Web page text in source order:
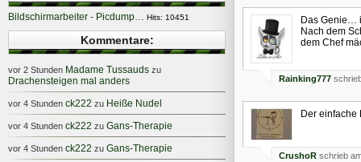
Das Genie…
Nach dem
dem Chef
Rainking777
Der einfache
CrushoR schrieb
Bildschirmarbeiter - Picdump… Hits: 10451
Kommentare:
vor 2 Stunden Madame Tussauds zu
Drachensteigen mal anders
vor 4 Stunden ck222 zu Heiße Nudel
vor 4 Stunden ck222 zu Gans-Therapie
vor 4 Stunden ck222 zu Gans-Therapie